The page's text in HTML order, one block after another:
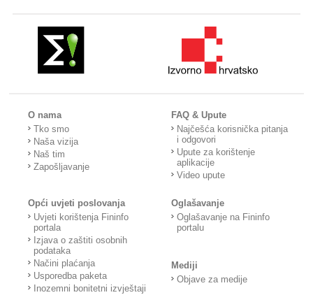
O nama
Tko smo
Naša vizija
Naš tim
Zapošljavanje
FAQ & Upute
Najčešća korisnička pitanja
i odgovori
Upute za korištenje
aplikacije
Video upute
Opći uvjeti poslovanja
Uvjeti korištenja Fininfo
portala
Izjava o zaštiti osobnih
podataka
Načini plaćanja
Usporedba paketa
Inozemni bonitetni izvještaji
Oglašavanje
Oglašavanje na Fininfo
portalu
Mediji
Objave za medije